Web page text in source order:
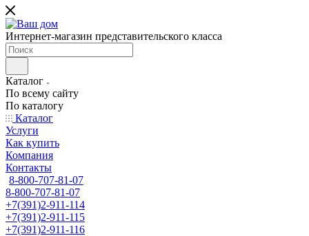
Интернет-магазин представительского класса
Каталог
По всему сайту
По каталогу
Каталог
Услуги
Как купить
Компания
Контакты
8-800-707-81-07
8-800-707-81-07
+7(391)2-911-114
+7(391)2-911-115
+7(391)2-911-116